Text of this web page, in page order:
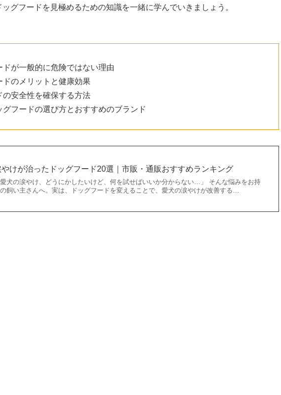
グフードを見極めるための知識を一緒に学んでいきましょう。
が一般的に危険ではない理由
のメリットと健康効果
安全性を確保する方法
フードの選び方とおすすめのブランド
やけが治ったドッグフード20選｜市販・通販おすすめランキング
愛犬の涙やけ、どうにかしたいけど、何を試せばいいか分からない…」 そんな悩みをお持
飼い主さんへ。実は、ドッグフードを変えることで、愛犬の涙やけが改善する…